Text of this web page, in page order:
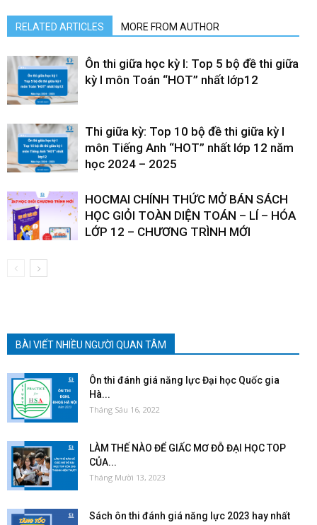
RELATED ARTICLES MORE FROM AUTHOR
Ôn thi giữa học kỳ I: Top 5 bộ đề thi giữa
kỳ I môn Toán “HOT” nhất lớp12
Thi giữa kỳ: Top 10 bộ đề thi giữa kỳ I
môn Tiếng Anh “HOT” nhất lớp 12 năm
học 2024 – 2025
HOCMAI CHÍNH THỨC MỞ BÁN SÁCH
HỌC GIỎI TOÀN DIỆN TOÁN – LÍ – HÓA
LỚP 12 – CHƯƠNG TRÌNH MỚI
BÀI VIẾT NHIỀU NGƯỜI QUAN TÂM
Ôn thi đánh giá năng lực Đại học Quốc gia
Hà...
Tháng Sáu 16, 2022
LÀM THẾ NÀO ĐỂ GIẤC MƠ ĐỖ ĐẠI HỌC TOP
CỦA...
Tháng Mười 13, 2023
Sách ôn thi đánh giá năng lực 2023 hay nhất